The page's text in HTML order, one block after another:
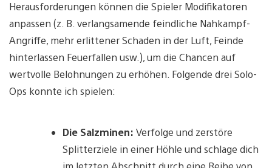
Herausforderungen können die Spieler Modifikatoren
anpassen (z. B. verlangsamende feindliche Nahkampf-
Angriffe, mehr erlittener Schaden in der Luft, Feinde
hinterlassen Feuerfallen usw.), um die Chancen auf
wertvolle Belohnungen zu erhöhen. Folgende drei Solo-
Ops konnte ich spielen:
Die Salzminen: Verfolge und zerstöre
Splitterziele in einer Höhle und schlage dich